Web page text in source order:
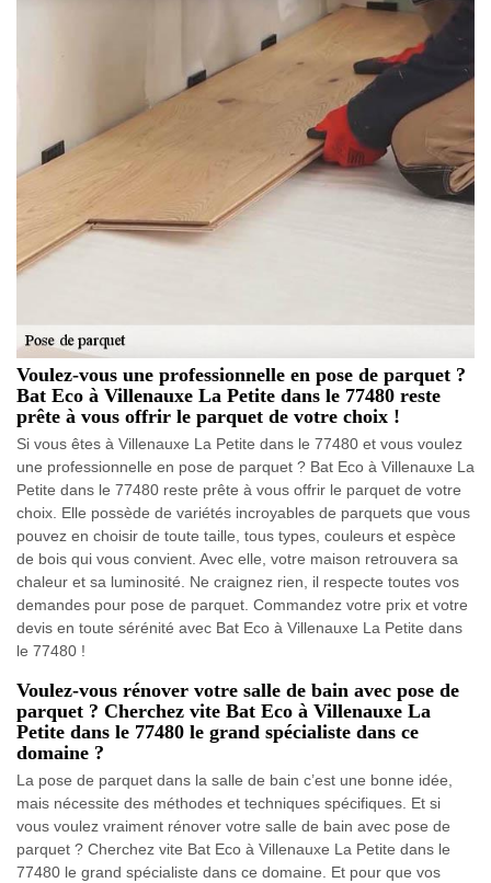
Voulez-vous une professionnelle en pose de parquet ?
Bat Eco à Villenauxe La Petite dans le 77480 reste
prête à vous offrir le parquet de votre choix !
Si vous êtes à Villenauxe La Petite dans le 77480 et vous voulez
une professionnelle en pose de parquet ? Bat Eco à Villenauxe La
Petite dans le 77480 reste prête à vous offrir le parquet de votre
choix. Elle possède de variétés incroyables de parquets que vous
pouvez en choisir de toute taille, tous types, couleurs et espèce
de bois qui vous convient. Avec elle, votre maison retrouvera sa
chaleur et sa luminosité. Ne craignez rien, il respecte toutes vos
demandes pour pose de parquet. Commandez votre prix et votre
devis en toute sérénité avec Bat Eco à Villenauxe La Petite dans
le 77480 !
Voulez-vous rénover votre salle de bain avec pose de
parquet ? Cherchez vite Bat Eco à Villenauxe La
Petite dans le 77480 le grand spécialiste dans ce
domaine ?
La pose de parquet dans la salle de bain c’est une bonne idée,
mais nécessite des méthodes et techniques spécifiques. Et si
vous voulez vraiment rénover votre salle de bain avec pose de
parquet ? Cherchez vite Bat Eco à Villenauxe La Petite dans le
77480 le grand spécialiste dans ce domaine. Et pour que vos